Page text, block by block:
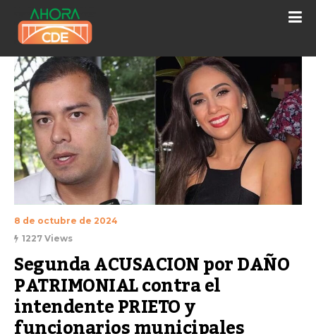
8 de octubre de 2024
1227 Views
Segunda ACUSACION por DAÑO
PATRIMONIAL contra el
intendente PRIETO y